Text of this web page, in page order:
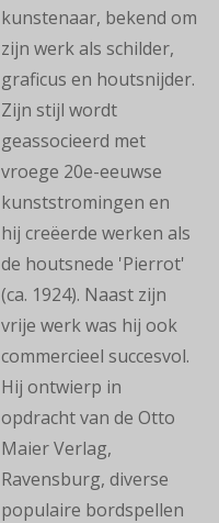
kunstenaar, bekend om
zijn werk als schilder,
graficus en houtsnijder.
Zijn stijl wordt
geassocieerd met
vroege 20e-eeuwse
kunststromingen en
hij creëerde werken als
de houtsnede 'Pierrot'
(ca. 1924). Naast zijn
vrije werk was hij ook
commercieel succesvol.
Hij ontwierp in
opdracht van de Otto
Maier Verlag,
Ravensburg, diverse
populaire bordspellen